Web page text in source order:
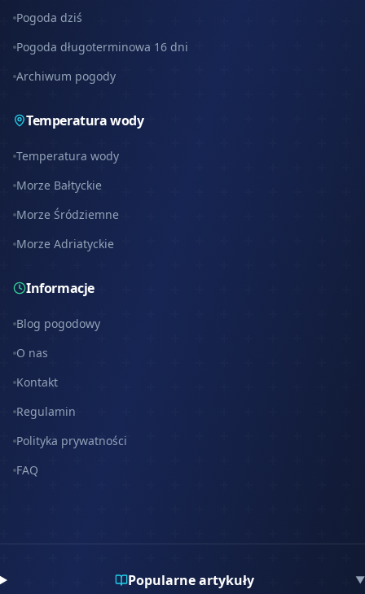
Pogoda dziś
Pogoda długoterminowa 16 dni
Archiwum pogody
Temperatura wody
Temperatura wody
Morze Bałtyckie
Morze Śródziemne
Morze Adriatyckie
Informacje
Blog pogodowy
O nas
Kontakt
Regulamin
Polityka prywatności
FAQ
Popularne artykuły ▼